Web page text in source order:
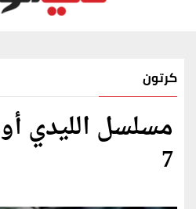
كرتون
مسلسل الليدي
7